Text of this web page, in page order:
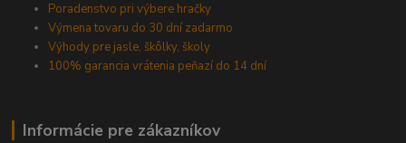
Poradenstvo pri výbere hračky
Výmena tovaru do 30 dní zadarmo
Výhody pre jasle, škôlky, školy
100% garancia vrátenia peňazí do 14 dní
Informácie pre zákazníkov